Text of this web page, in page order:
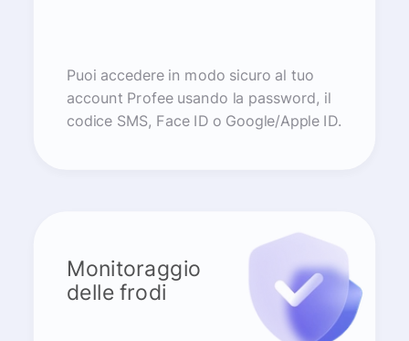
Puoi accedere in modo sicuro al tuo
account Profee usando la password, il
codice SMS, Face ID o Google/Apple ID.
Monitoraggio
delle frodi